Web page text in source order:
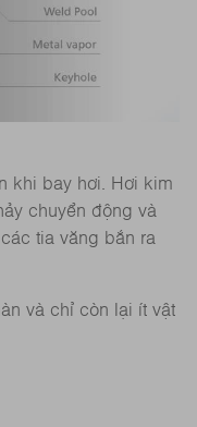
khi bay hơi. Hơi kim
chuyển động và
tia văng bắn ra
và chỉ còn lại ít vật